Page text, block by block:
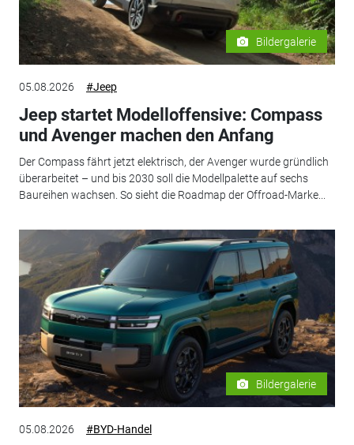
Bildergalerie
05.08.2026 #Jeep
Jeep startet Modelloffensive: Compass
und Avenger machen den Anfang
Der Compass fährt jetzt elektrisch, der Avenger wurde gründlich
überarbeitet – und bis 2030 soll die Modellpalette auf sechs
Baureihen wachsen. So sieht die Roadmap der Offroad-Marke...
Bildergalerie
05.08.2026 #BYD-Handel